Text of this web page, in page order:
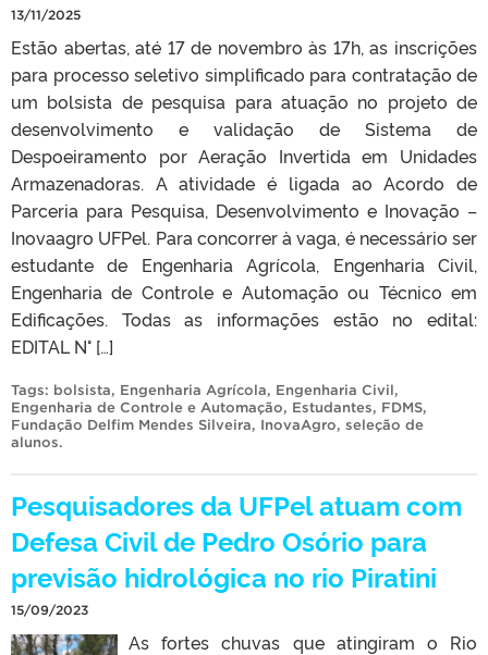
13/11/2025
Estão abertas, até 17 de novembro às 17h, as inscrições
para processo seletivo simplificado para contratação de
um bolsista de pesquisa para atuação no projeto de
desenvolvimento e validação de Sistema de
Despoeiramento por Aeração Invertida em Unidades
Armazenadoras. A atividade é ligada ao Acordo de
Parceria para Pesquisa, Desenvolvimento e Inovação –
Inovaagro UFPel. Para concorrer à vaga, é necessário ser
estudante de Engenharia Agrícola, Engenharia Civil,
Engenharia de Controle e Automação ou Técnico em
Edificações. Todas as informações estão no edital:
EDITAL N° […]
Tags: bolsista, Engenharia Agrícola, Engenharia Civil,
Engenharia de Controle e Automação, Estudantes, FDMS,
Fundação Delfim Mendes Silveira, InovaAgro, seleção de
alunos.
Pesquisadores da UFPel atuam com
Defesa Civil de Pedro Osório para
previsão hidrológica no rio Piratini
15/09/2023
As fortes chuvas que atingiram o Rio